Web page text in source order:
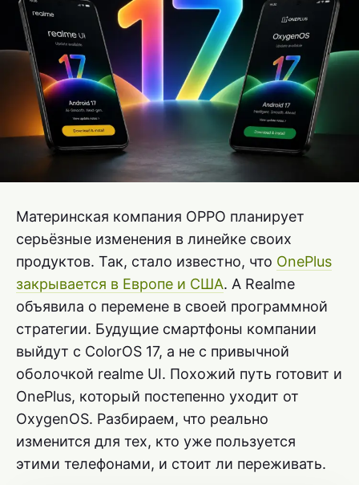
Материнская компания OPPO планирует
серьёзные изменения в линейке своих
продуктов. Так, стало известно, что OnePlus
закрывается в Европе и США. А Realme
объявила о перемене в своей программной
стратегии. Будущие смартфоны компании
выйдут с ColorOS 17, а не с привычной
оболочкой realme UI. Похожий путь готовит и
OnePlus, который постепенно уходит от
OxygenOS. Разбираем, что реально
изменится для тех, кто уже пользуется
этими телефонами, и стоит ли переживать.